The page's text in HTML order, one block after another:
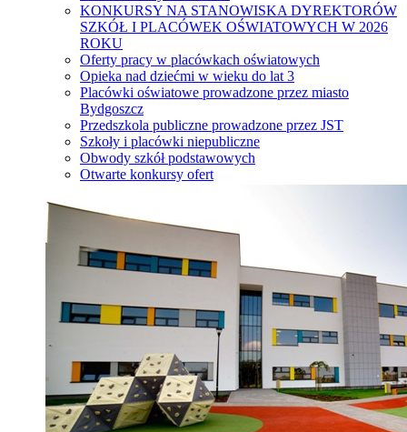
KONKURSY NA STANOWISKA DYREKTORÓW
SZKÓŁ I PLACÓWEK OŚWIATOWYCH W 2026
ROKU
Oferty pracy w placówkach oświatowych
Opieka nad dziećmi w wieku do lat 3
Placówki oświatowe prowadzone przez miasto
Bydgoszcz
Przedszkola publiczne prowadzone przez JST
Szkoły i placówki niepubliczne
Obwody szkół podstawowych
Otwarte konkursy ofert